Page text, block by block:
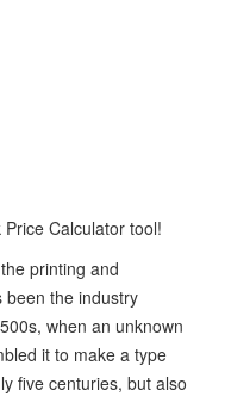
Calculator tool!
printing and
been the industry
when an unknown
it to make a type
five centuries, but also